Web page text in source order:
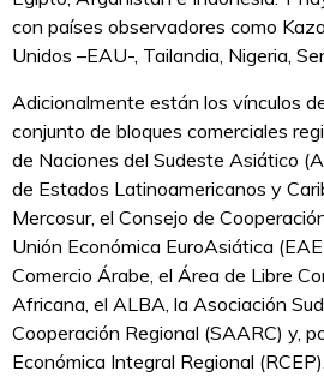
con países observadores como
Unidos –EAU-, Tailandia, Nigeria,
Adicionalmente están los vínculos
conjunto de bloques comerciales
de Naciones del Sudeste Asiático
de Estados Latinoamericanos y
Mercosur, el Consejo de
Unión Económica EuroAsiática
Comercio Árabe, el Área de Libre
Africana, el ALBA, la Asociación
Cooperación Regional (SAARC) y,
Económica Integral Regional